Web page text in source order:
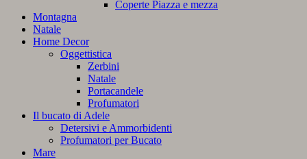
Coperte Piazza e mezza
Montagna
Natale
Home Decor
Oggettistica
Zerbini
Natale
Portacandele
Profumatori
Il bucato di Adele
Detersivi e Ammorbidenti
Profumatori per Bucato
Mare